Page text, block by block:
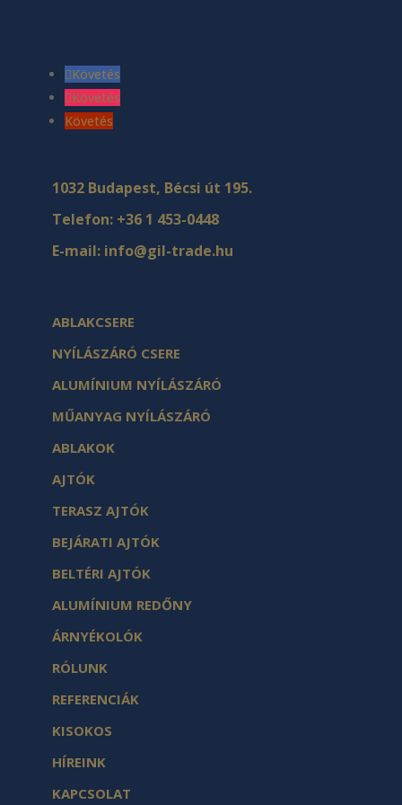
Követés
Követés
Követés
1032 Budapest, Bécsi út 195.
Telefon: +36 1 453-0448
E-mail: info@gil-trade.hu
ABLAKCSERE
NYÍLÁSZÁRÓ CSERE
ALUMÍNIUM NYÍLÁSZÁRÓ
MŰANYAG NYÍLÁSZÁRÓ
ABLAKOK
AJTÓK
TERASZ AJTÓK
BEJÁRATI AJTÓK
BELTÉRI AJTÓK
ALUMÍNIUM REDŐNY
ÁRNYÉKOLÓK
RÓLUNK
REFERENCIÁK
KISOKOS
HÍREINK
KAPCSOLAT